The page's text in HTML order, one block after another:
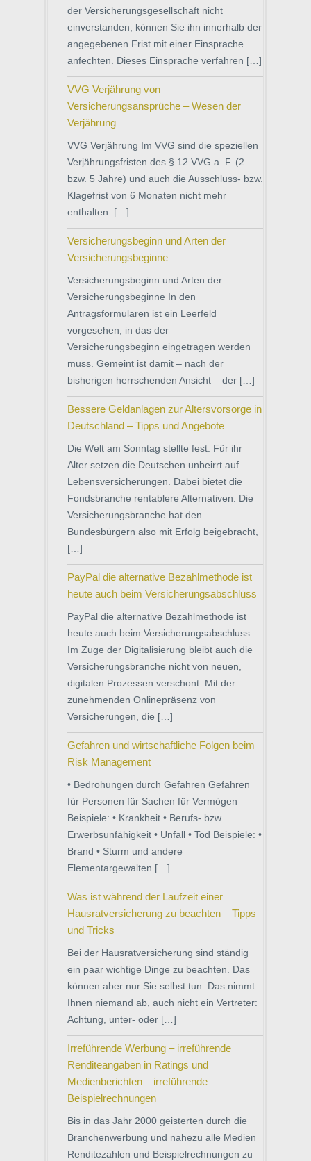
der Versicherungsgesellschaft nicht
einverstanden, können Sie ihn innerhalb der
angegebenen Frist mit einer Einsprache
anfechten. Dieses Einsprache verfahren […]
VVG Verjährung von
Versicherungsansprüche – Wesen der
Verjährung
VVG Verjährung Im VVG sind die speziellen
Verjährungsfristen des § 12 VVG a. F. (2
bzw. 5 Jahre) und auch die Ausschluss- bzw.
Klagefrist von 6 Monaten nicht mehr
enthalten. […]
Versicherungsbeginn und Arten der
Versicherungsbeginne
Versicherungsbeginn und Arten der
Versicherungsbeginne In den
Antragsformularen ist ein Leerfeld
vorgesehen, in das der
Versicherungsbeginn eingetragen werden
muss. Gemeint ist damit – nach der
bisherigen herrschenden Ansicht – der […]
Bessere Geldanlagen zur Altersvorsorge in
Deutschland – Tipps und Angebote
Die Welt am Sonntag stellte fest: Für ihr
Alter setzen die Deutschen unbeirrt auf
Lebensversicherungen. Dabei bietet die
Fondsbranche rentablere Alternativen. Die
Versicherungsbranche hat den
Bundesbürgern also mit Erfolg beigebracht,
[…]
PayPal die alternative Bezahlmethode ist
heute auch beim Versicherungsabschluss
PayPal die alternative Bezahlmethode ist
heute auch beim Versicherungsabschluss
Im Zuge der Digitalisierung bleibt auch die
Versicherungsbranche nicht von neuen,
digitalen Prozessen verschont. Mit der
zunehmenden Onlinepräsenz von
Versicherungen, die […]
Gefahren und wirtschaftliche Folgen beim
Risk Management
• Bedrohungen durch Gefahren Gefahren
für Personen für Sachen für Vermögen
Beispiele: • Krankheit • Berufs- bzw.
Erwerbsunfähigkeit • Unfall • Tod Beispiele: •
Brand • Sturm und andere
Elementargewalten […]
Was ist während der Laufzeit einer
Hausratversicherung zu beachten – Tipps
und Tricks
Bei der Hausratversicherung sind ständig
ein paar wichtige Dinge zu beachten. Das
können aber nur Sie selbst tun. Das nimmt
Ihnen niemand ab, auch nicht ein Vertreter:
Achtung, unter- oder […]
Irreführende Werbung – irreführende
Renditeangaben in Ratings und
Medienberichten – irreführende
Beispielrechnungen
Bis in das Jahr 2000 geisterten durch die
Branchenwerbung und nahezu alle Medien
Renditezahlen und Beispielrechnungen zu